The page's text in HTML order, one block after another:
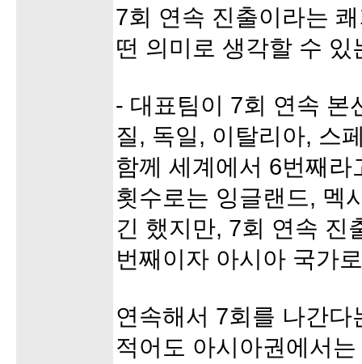
7회 연속 진출이라는
떤 의미로 생각할 수 있
- 대표팀이 7회 연속 본
질, 독일, 이탈리아, 스
함께 세계에서 6번째라
횟수로는 잉글랜드, 멕
긴 했지만, 7회 연속 진
번째이자 아시아 국가
연속해서 7회를 나간
적어도 아시아권에서